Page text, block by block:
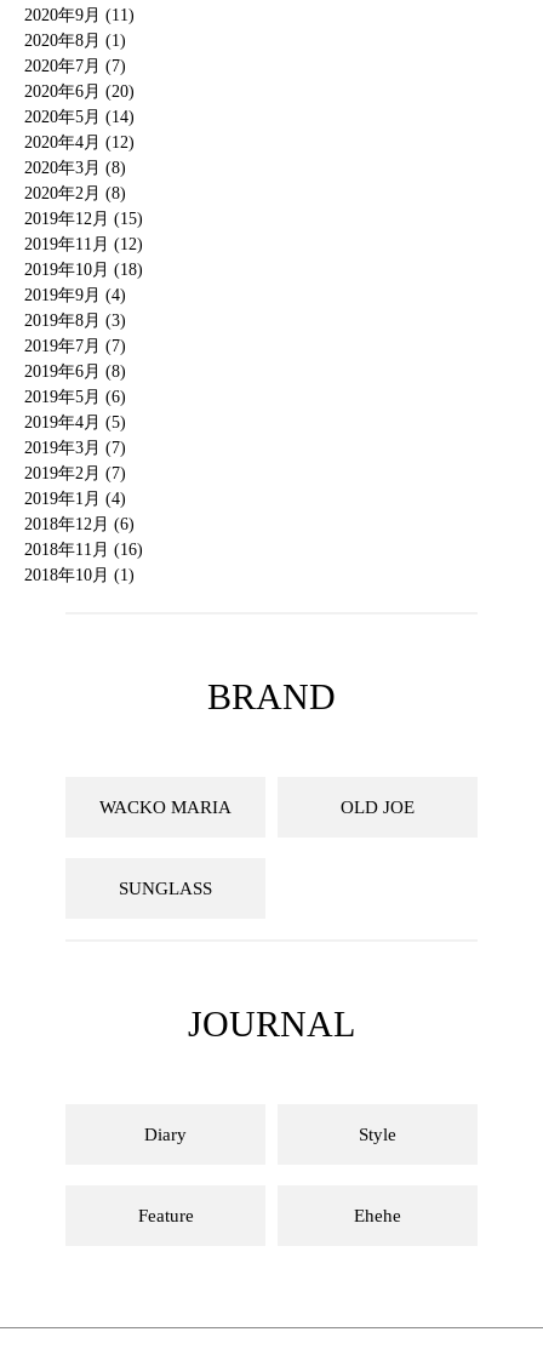
2020年9月 (11)
2020年8月 (1)
2020年7月 (7)
2020年6月 (20)
2020年5月 (14)
2020年4月 (12)
2020年3月 (8)
2020年2月 (8)
2019年12月 (15)
2019年11月 (12)
2019年10月 (18)
2019年9月 (4)
2019年8月 (3)
2019年7月 (7)
2019年6月 (8)
2019年5月 (6)
2019年4月 (5)
2019年3月 (7)
2019年2月 (7)
2019年1月 (4)
2018年12月 (6)
2018年11月 (16)
2018年10月 (1)
BRAND
WACKO MARIA OLD JOE
SUNGLASS
JOURNAL
Diary Style
Feature Ehehe